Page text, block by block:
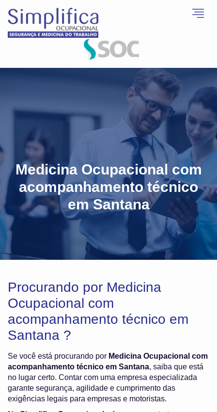
Medicina Ocupacional com
acompanhamento técnico
em Santana
Procurando por Medicina
Ocupacional com
acompanhamento técnico em
Santana ?
Se você está procurando por Medicina Ocupacional com
acompanhamento técnico em Santana, saiba que está
no lugar certo. Contar com uma empresa especializada
garante segurança, agilidade e cumprimento das
exigências legais para empresas e motoristas.